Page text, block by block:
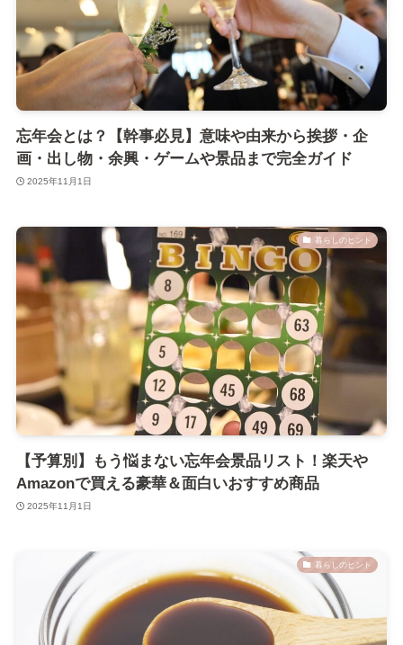
忘年会とは？【幹事必見】意味や由来から挨拶・企
画・出し物・余興・ゲームや景品まで完全ガイド
2025年11月1日
暮らしのヒント
【予算別】もう悩まない忘年会景品リスト！楽天や
Amazonで買える豪華＆面白いおすすめ商品
2025年11月1日
暮らしのヒント